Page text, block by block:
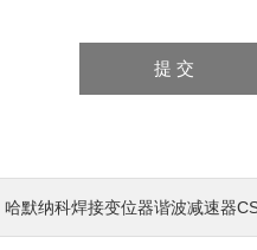
哈默纳科焊接变位器谐波减速器CSF-